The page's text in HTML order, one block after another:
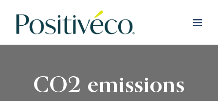
CO2 emissions